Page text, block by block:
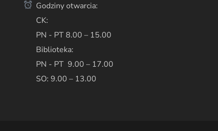
Godziny otwarcia:
CK:
PN - PT 8.00 – 15.00
Biblioteka:
PN - PT 9.00 – 17.00
SO: 9.00 – 13.00